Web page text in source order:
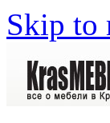
Skip to